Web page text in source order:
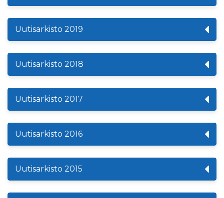
Uutisarkisto 2019
Uutisarkisto 2018
Uutisarkisto 2017
Uutisarkisto 2016
Uutisarkisto 2015